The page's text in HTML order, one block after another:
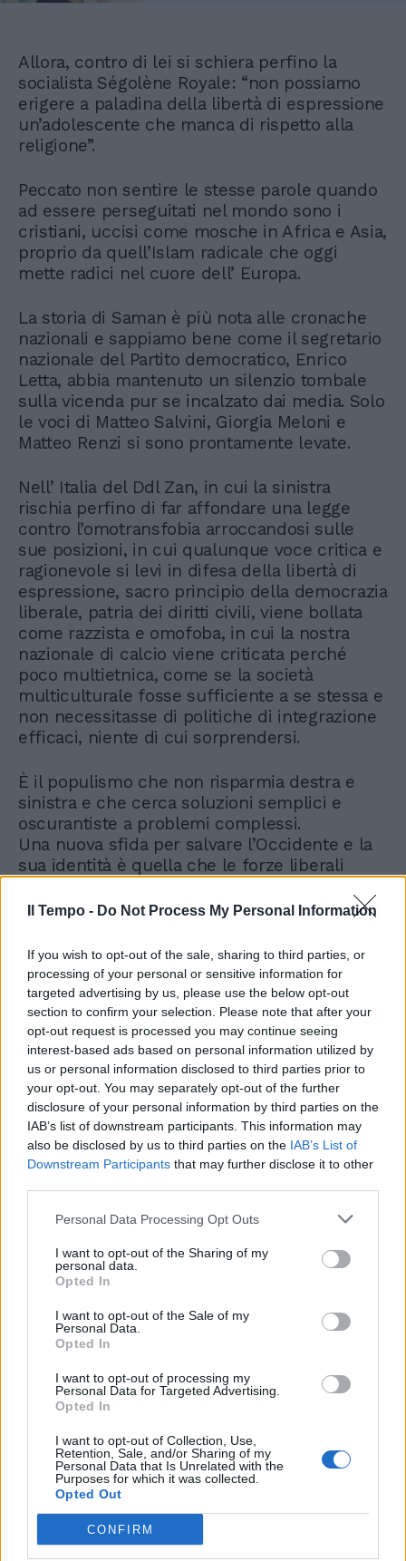
Il Tempo - Do Not Process My Personal Information
If you wish to opt-out of the sale, sharing to third parties, or
processing of your personal or sensitive information for
targeted advertising by us, please use the below opt-out
section to confirm your selection. Please note that after your
opt-out request is processed you may continue seeing
interest-based ads based on personal information utilized by
us or personal information disclosed to third parties prior to
your opt-out. You may separately opt-out of the further
disclosure of your personal information by third parties on the
IAB’s list of downstream participants. This information may
also be disclosed by us to third parties on the IAB’s List of
Downstream Participants that may further disclose it to other
Personal Data Processing Opt Outs
I want to opt-out of the Sharing of my
personal data.
Opted In
I want to opt-out of the Sale of my
Personal Data.
Opted In
I want to opt-out of processing my
Personal Data for Targeted Advertising.
Opted In
I want to opt-out of Collection, Use,
Retention, Sale, and/or Sharing of my
Personal Data that Is Unrelated with the
Purposes for which it was collected.
Opted Out
CONFIRM
Allora, contro di lei si schiera perfino la
socialista Ségolène Royale: “non possiamo
erigere a paladina della libertà di espressione
un’adolescente che manca di rispetto alla
religione”.
Peccato non sentire le stesse parole quando
ad essere perseguitati nel mondo sono i
cristiani, uccisi come mosche in Africa e Asia,
proprio da quell’Islam radicale che oggi
mette radici nel cuore dell’ Europa.
La storia di Saman è più nota alle cronache
nazionali e sappiamo bene come il segretario
nazionale del Partito democratico, Enrico
Letta, abbia mantenuto un silenzio tombale
sulla vicenda pur se incalzato dai media. Solo
le voci di Matteo Salvini, Giorgia Meloni e
Matteo Renzi si sono prontamente levate.
Nell’ Italia del Ddl Zan, in cui la sinistra
rischia perfino di far affondare una legge
contro l’omotransfobia arroccandosi sulle
sue posizioni, in cui qualunque voce critica e
ragionevole si levi in difesa della libertà di
espressione, sacro principio della democrazia
liberale, patria dei diritti civili, viene bollata
come razzista e omofoba, in cui la nostra
nazionale di calcio viene criticata perché
poco multietnica, come se la società
multiculturale fosse sufficiente a se stessa e
non necessitasse di politiche di integrazione
efficaci, niente di cui sorprendersi.
È il populismo che non risparmia destra e
sinistra e che cerca soluzioni semplici e
oscurantiste a problemi complessi.
Una nuova sfida per salvare l’Occidente e la
sua identità è quella che le forze liberali
dialogo, mediazione e comprensione dei
Una sfida che richiede di mettere al centro la
cultura: da un lato quella del dialogo con
quell’ Islam che prova ad uscire
dall’oscurantismo tribale imboccando la
strada del riformismo, facendone un alleato
solido per arginare l’estremismo, dall’altro
con il netto ancoraggio alla storia e all’identità
occidentali a cui per nessuna ragione è
accettabile derogare.